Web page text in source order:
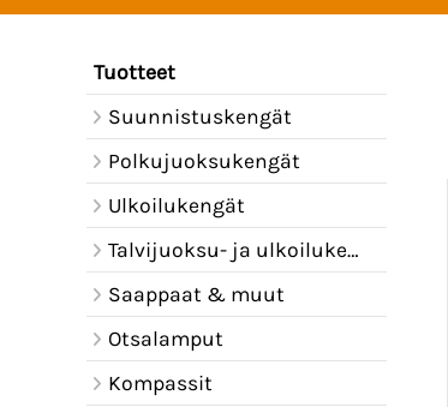
Tuotteet
Suunnistuskengät
Polkujuoksukengät
Ulkoilukengät
Talvijuoksu- ja ulkoilukengät
Saappaat & muut
Otsalamput
Kompassit